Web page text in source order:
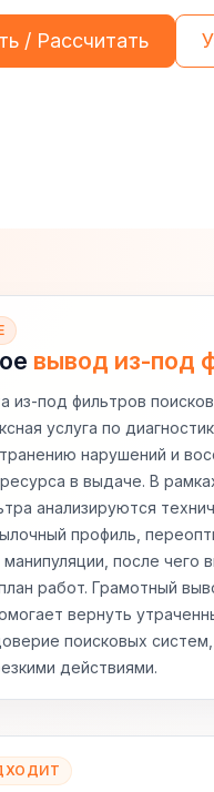
/ Рассчитать
вывод из-под
из‑под фильтров
услуга по
нарушений и
в выдаче. В
анализируются
профиль,
после чего
работ. Грамотный
вернуть
поисковых систем,
действиями.